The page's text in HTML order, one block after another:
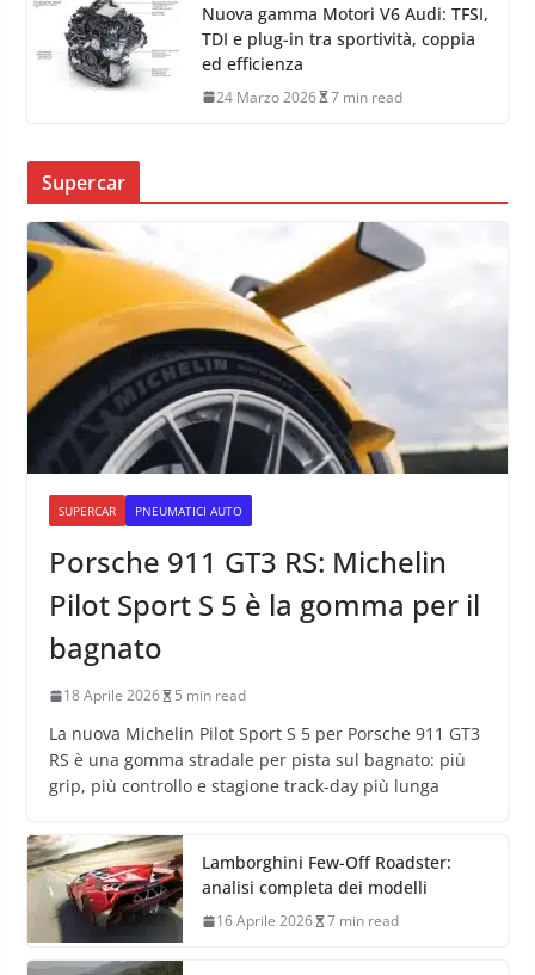
Nuova gamma Motori V6 Audi: TFSI,
TDI e plug-in tra sportività, coppia
ed efficienza
24 Marzo 2026 7 min read
Supercar
SUPERCAR PNEUMATICI AUTO
Porsche 911 GT3 RS: Michelin
Pilot Sport S 5 è la gomma per il
bagnato
18 Aprile 2026 5 min read
La nuova Michelin Pilot Sport S 5 per Porsche 911 GT3
RS è una gomma stradale per pista sul bagnato: più
grip, più controllo e stagione track-day più lunga
Lamborghini Few-Off Roadster:
analisi completa dei modelli
16 Aprile 2026 7 min read